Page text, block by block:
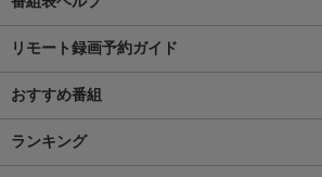
リモート録画予約ガイド
おすすめ番組
ランキング